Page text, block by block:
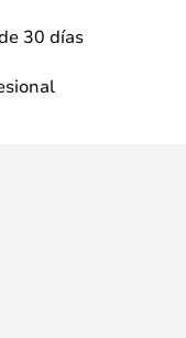
30 días